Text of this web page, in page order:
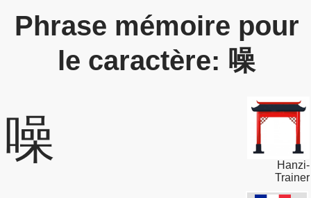
Phrase mémoire pour
le caractère: 噪
噪
Hanzi-
Trainer